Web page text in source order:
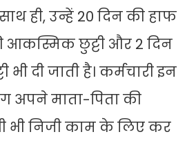
ही, उन्हें 20 दिन की हाफ
आकस्मिक छुट्टी और 2 दिन
भी दी जाती है। कर्मचारी इन
अपने माता-पिता की
भी निजी काम के लिए कर